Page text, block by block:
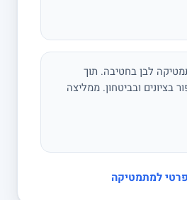
לבן בחטיבה. תוך
בציונים ובביטחון. ממליצה
למתמטיקה